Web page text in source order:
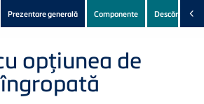
Prezentare generală Componente Descărcări(4)
‹
opţiunea de